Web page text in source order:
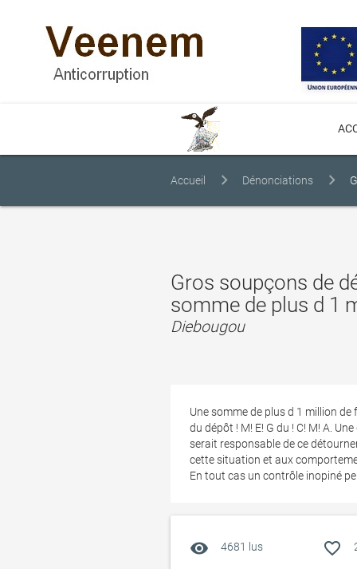
Accueil Dénonciations
Gros soupçons de
somme de plus d 1
Diebougou
Une somme de plus d 1 million
du dépôt ! M! E! G du ! C! M! A.
serait responsable de ce
cette situation et aux
En tout cas un contrôle inopiné
visibility 4681 lus favorite_outline